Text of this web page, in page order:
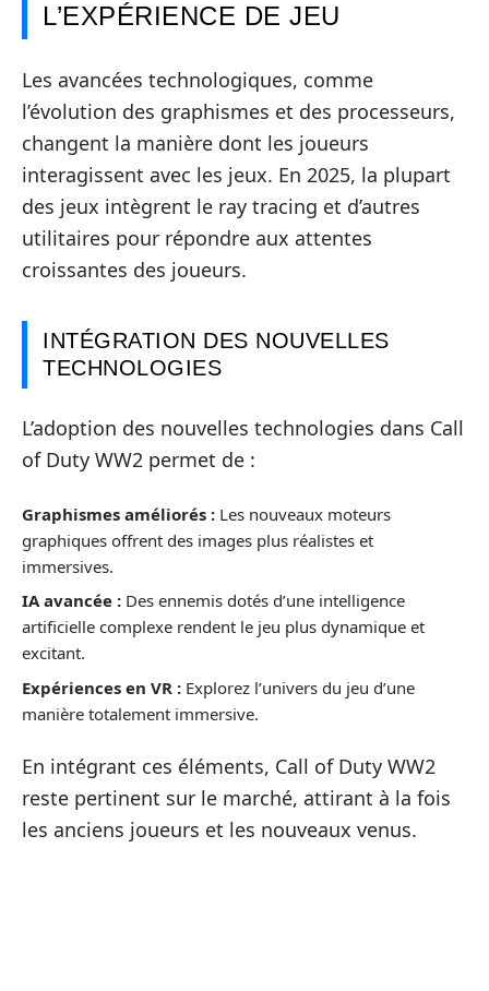
L’EXPÉRIENCE DE JEU
Les avancées technologiques, comme
l’évolution des graphismes et des processeurs,
changent la manière dont les joueurs
interagissent avec les jeux. En 2025, la plupart
des jeux intègrent le ray tracing et d’autres
utilitaires pour répondre aux attentes
croissantes des joueurs.
INTÉGRATION DES NOUVELLES
TECHNOLOGIES
L’adoption des nouvelles technologies dans Call
of Duty WW2 permet de :
Graphismes améliorés : Les nouveaux moteurs
graphiques offrent des images plus réalistes et
immersives.
IA avancée : Des ennemis dotés d’une intelligence
artificielle complexe rendent le jeu plus dynamique et
excitant.
Expériences en VR : Explorez l’univers du jeu d’une
manière totalement immersive.
En intégrant ces éléments, Call of Duty WW2
reste pertinent sur le marché, attirant à la fois
les anciens joueurs et les nouveaux venus.